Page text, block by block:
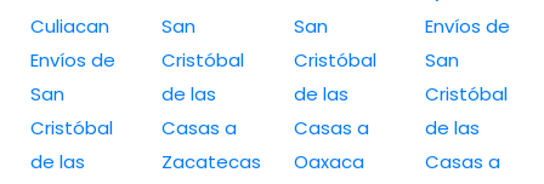
Culiacan
Envíos de
San
Cristóbal
de las
San
Cristóbal
de las
Casas a
Zacatecas
San
Cristóbal
de las
Casas a
Oaxaca
Envíos de
San
Cristóbal
de las
Casas a